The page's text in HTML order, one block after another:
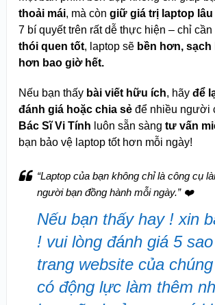
thoải mái, mà còn giữ giá trị laptop lâu
7 bí quyết trên rất dễ thực hiện – chỉ cần
thói quen tốt, laptop sẽ bền hơn,
hơn bao giờ hết.
Nếu bạn thấy bài viết hữu ích, hãy để
đánh giá hoặc chia sẻđể nhiều người
Bác Sĩ Vi Tính luôn sẵn sàng tư vấn
bạn bảo vệ laptop tốt hơn mỗi ngày!
“Laptop của bạn không chỉ là công cụ
người bạn đồng hành mỗi ngày.”❤️
Nếu bạn thấy hay ! xin
! vui lòng đánh giá 5
trang website của
có động lực làm thêm